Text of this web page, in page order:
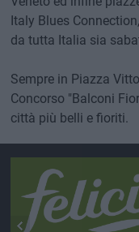
Italy Blues
da tutta Italia sia
Sempre in Piazza
Concorso "Balconi
città più belli e fioriti.